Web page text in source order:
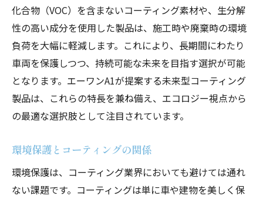
化合物（VOC）を含まないコーティング素材や、生分解
性の高い成分を使用した製品は、施工時や廃棄時の環境
負荷を大幅に軽減します。これにより、長期間にわたり
車両を保護しつつ、持続可能な未来を目指す選択が可能
となります。エーワンA1が提案する未来型コーティング
製品は、これらの特長を兼ね備え、エコロジー視点から
の最適な選択肢として注目されています。
環境保護とコーティングの関係
環境保護は、コーティング業界においても避けては通れ
ない課題です。コーティングは単に車や建物を美しく保